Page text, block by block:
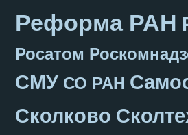
Реформа РАН
Росатом
СМУ СО РАН
Сколково